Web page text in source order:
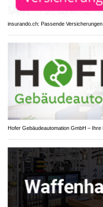
insurando.ch: Passende
Hofer Gebäudeautomation GmbH –